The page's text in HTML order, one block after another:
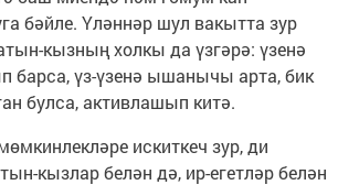
бәйле. Үләннәр шул вакытта зур
кызның холкы да үзгәрә: үзенә
үз-үзенә ышанычы арта, бик
булса, активлашып китә.
искиткеч зур, ди
кызлар белән дә, ир-егетләр белән